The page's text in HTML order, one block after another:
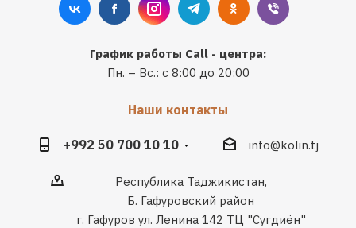
График работы Call - центра:
Пн. – Вс.: с 8:00 до 20:00
Наши контакты
+992 50 700 10 10 info@kolin.tj
Республика Таджикистан,
Б. Гафуровский район
г. Гафуров ул. Ленина 142 ТЦ "Сугдиён"